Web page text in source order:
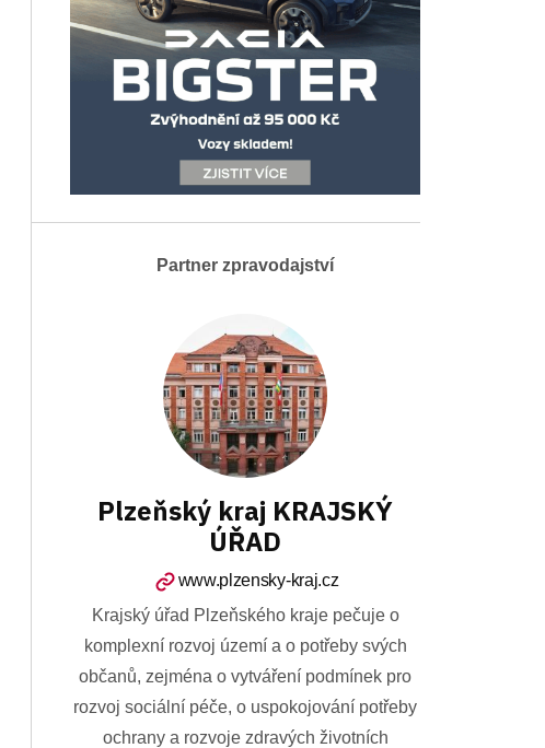
Partner zpravodajství
Plzeňský kraj KRAJSKÝ
ÚŘAD
www.plzensky-kraj.cz
Krajský úřad Plzeňského kraje pečuje o
komplexní rozvoj území a o potřeby svých
občanů, zejména o vytváření podmínek pro
rozvoj sociální péče, o uspokojování potřeby
ochrany a rozvoje zdravých životních